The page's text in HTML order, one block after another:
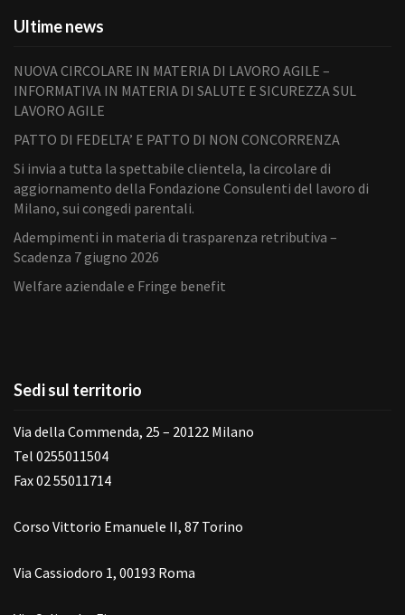
Ultime news
NUOVA CIRCOLARE IN MATERIA DI LAVORO AGILE –
INFORMATIVA IN MATERIA DI SALUTE E SICUREZZA SUL
LAVORO AGILE
PATTO DI FEDELTA’ E PATTO DI NON CONCORRENZA
Si invia a tutta la spettabile clientela, la circolare di
aggiornamento della Fondazione Consulenti del lavoro di
Milano, sui congedi parentali.
Adempimenti in materia di trasparenza retributiva –
Scadenza 7 giugno 2026
Welfare aziendale e Fringe benefit
Sedi sul territorio
Via della Commenda, 25 – 20122 Milano
Tel 0255011504
Fax 02 55011714
Corso Vittorio Emanuele II, 87 Torino
Via Cassiodoro 1, 00193 Roma